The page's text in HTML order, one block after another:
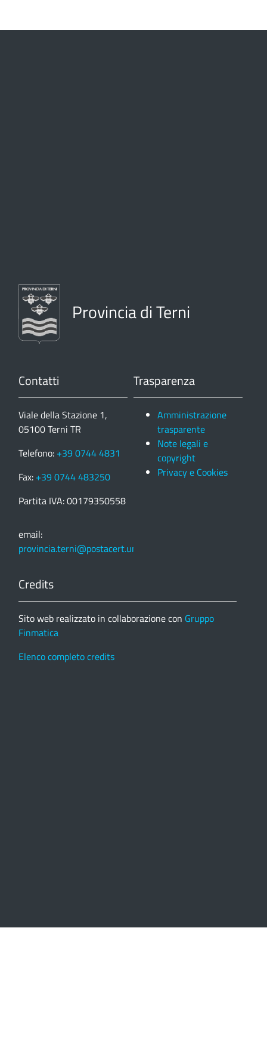
Provincia di Terni
Contatti
Viale della Stazione 1,
05100 Terni TR
Telefono: +39 0744 4831
Fax: +39 0744 483250
Partita IVA: 00179350558
email:
provincia.terni@postacert.umbria.it
Trasparenza
Amministrazione
trasparente
Note legali e
copyright
Privacy e Cookies
Credits
Sito web realizzato in collaborazione con Gruppo
Finmatica
Elenco completo credits